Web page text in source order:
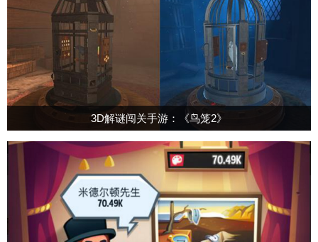
3D解谜闯关手游：《鸟笼2》